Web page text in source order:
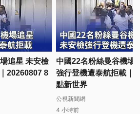
追星 未安檢
20260807 8
中國22名粉絲曼谷機場
強行登機遭泰航拒載｜
點新世界
公視新聞網
4 小時前